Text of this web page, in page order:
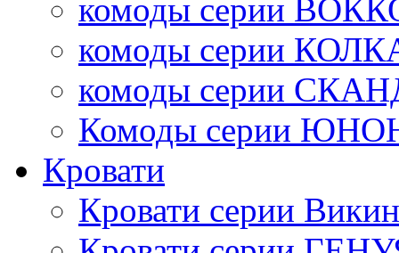
комоды серии
комоды серии
комоды серии
Комоды серии
Кровати
Кровати серии